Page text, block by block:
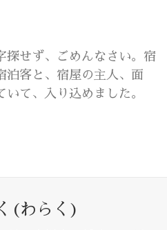
探せず、ごめんなさい。宿
泊客と、宿屋の主人、面
て、入り込めました。
(わらく)